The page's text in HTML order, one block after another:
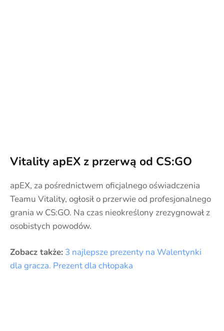
Vitality apEX z przerwą od CS:GO
apEX, za pośrednictwem oficjalnego oświadczenia
Teamu Vitality, ogłosił o przerwie od profesjonalnego
grania w CS:GO. Na czas nieokreślony zrezygnował z
osobistych powodów.
Zobacz także: 3 najlepsze prezenty na Walentynki
dla gracza. Prezent dla chłopaka